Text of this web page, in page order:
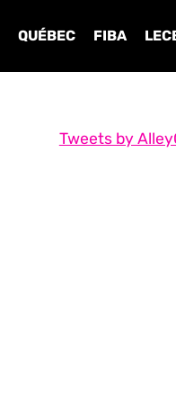
QUÉBEC FIBA
Tweets by